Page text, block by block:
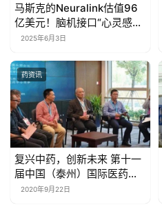
马斯克的Neuralink估值96
亿美元！脑机接口“心灵感
应”要来了！
2025年6月3日
药资讯
复兴中药，创新未来 第十一
届中国（泰州）国际医药博
览会·中药产业未来高质量发
2020年9月22日